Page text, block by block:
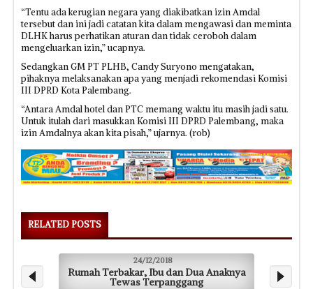
“Tentu ada kerugian negara yang diakibatkan izin Amdal
tersebut dan ini jadi catatan kita dalam mengawasi dan meminta
DLHK harus perhatikan aturan dan tidak ceroboh dalam
mengeluarkan izin,” ucapnya.
Sedangkan GM PT PLHB, Candy Suryono mengatakan,
pihaknya melaksanakan apa yang menjadi rekomendasi Komisi
III DPRD Kota Palembang.
“Antara Amdal hotel dan PTC memang waktu itu masih jadi satu.
Untuk itulah dari masukkan Komisi III DPRD Palembang, maka
izin Amdalnya akan kita pisah,” ujarnya. (rob)
RELATED POSTS
24/12/2018
Rumah Terbakar, Ibu dan Dua Anaknya
Tewas Terpanggang